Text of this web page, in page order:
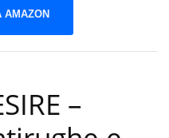
AMAZON
–